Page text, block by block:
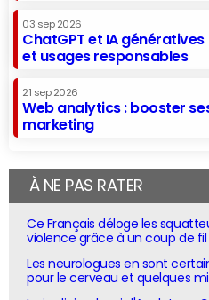
03 sep 2026
ChatGPT et IA
et usages responsables
21 sep 2026
Web analytics : booster
marketing
À NE PAS RATER
Ce Français déloge les
violence grâce à un coup de
Les neurologues en sont
pour le cerveau et quelques